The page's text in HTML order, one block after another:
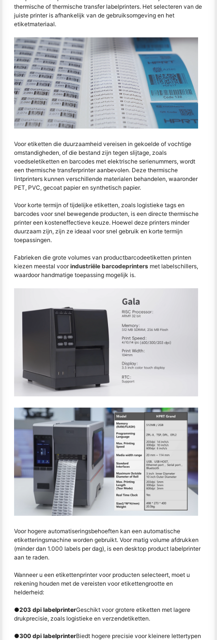
thermische of thermische transfer labelprinters. Het selecteren van de
juiste printer is afhankelijk van de gebruiksomgeving en het
etiketmateriaal.
Voor etiketten die duurzaamheid vereisen in gekoelde of vochtige
omstandigheden, of die bestand zijn tegen slijtage, zoals
voedseletiketten en barcodes met elektrische serienummers, wordt
een thermische transferprinter aanbevolen. Deze thermische
lintprinters kunnen verschillende materialen behandelen, waaronder
PET, PVC, gecoat papier en synthetisch papier.
Voor korte termijn of tijdelijke etiketten, zoals logistieke tags en
barcodes voor snel bewegende producten, is een directe thermische
printer een kosteneffectieve keuze. Hoewel deze printers minder
duurzaam zijn, zijn ze ideaal voor snel gebruik en korte termijn
toepassingen.
Fabrieken die grote volumes van productbarcodeetiketten printen
kiezen meestal voorindustriële barcodeprinters met labelschillers,
waardoor handmatige toepassing mogelijk is.
Voor hogere automatiseringsbehoeften kan een automatische
etiketteringsmachine worden gebruikt. Voor matig volume afdrukken
(minder dan 1.000 labels per dag), is een desktop product labelprinter
aan te raden.
Wanneer u een etikettenprinter voor producten selecteert, moet u
rekening houden met de vereisten voor etikettengrootte en
helderheid:
●203 dpi labelprinterGeschikt voor grotere etiketten met lagere
drukprecisie, zoals logistieke en verzendetiketten.
●300 dpi labelprinterBiedt hogere precisie voor kleinere lettertypen